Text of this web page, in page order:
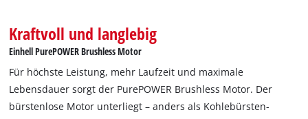
Kraftvoll und langlebig
Einhell PurePOWER Brushless Motor
Für höchste Leistung, mehr Laufzeit und maximale
Lebensdauer sorgt der PurePOWER Brushless Motor. Der
bürstenlose Motor unterliegt – anders als Kohlebürsten-